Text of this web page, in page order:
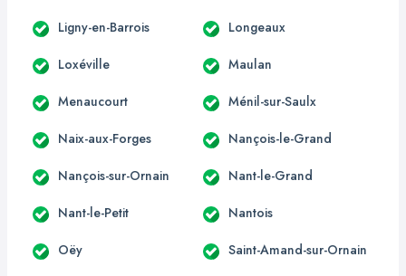
Ligny-en-Barrois Longeaux
Loxéville Maulan
Menaucourt Ménil-sur-Saulx
Naix-aux-Forges Nançois-le-Grand
Nançois-sur-Ornain Nant-le-Grand
Nant-le-Petit Nantois
Oëy Saint-Amand-sur-Ornain